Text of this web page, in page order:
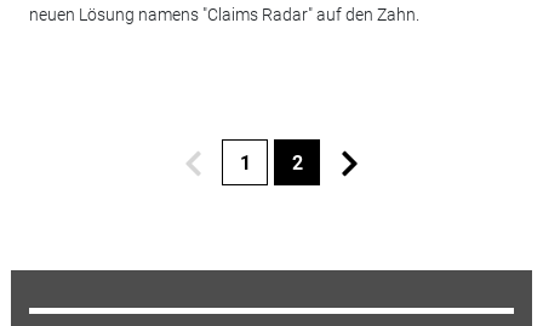
neuen Lösung namens "Claims Radar" auf den Zahn.
1 2